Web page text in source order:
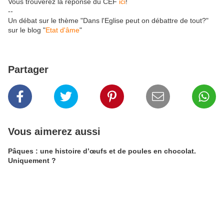
--
Un débat sur le thème "Dans l'Eglise peut on débattre de tout?"
sur le blog "Etat d'âme"
Partager
Vous aimerez aussi
Pâques : une histoire d’œufs et de poules en chocolat.
Uniquement ?